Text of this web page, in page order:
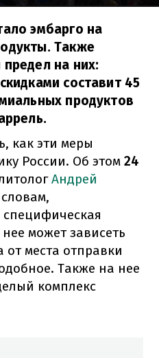
эмбарго на
Также
на них:
составит 45
продуктов
как эти меры
России. Об этом 24
Андрей
может зависеть
от места отправки
Также на нее
комплекс